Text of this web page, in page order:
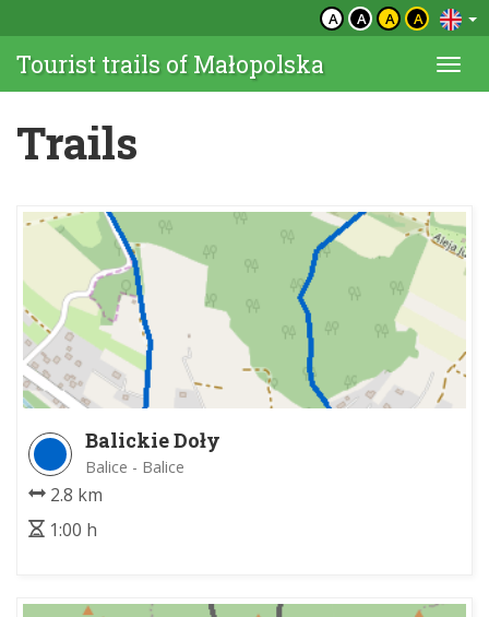
A A A A
Tourist trails of Małopolska
Trails
Balickie Doły
Balice - Balice
2.8 km
1:00 h